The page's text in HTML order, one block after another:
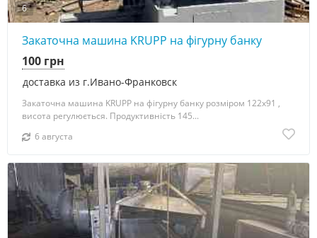
6
Закаточна машина KRUPP на фігурну банку
доставка из г.Ивано-Франковск
100 грн
Закаточна машина KRUPP на фігурну банку розміром 122х91 ,
висота регулюється. Продуктивність 145...
6 августа